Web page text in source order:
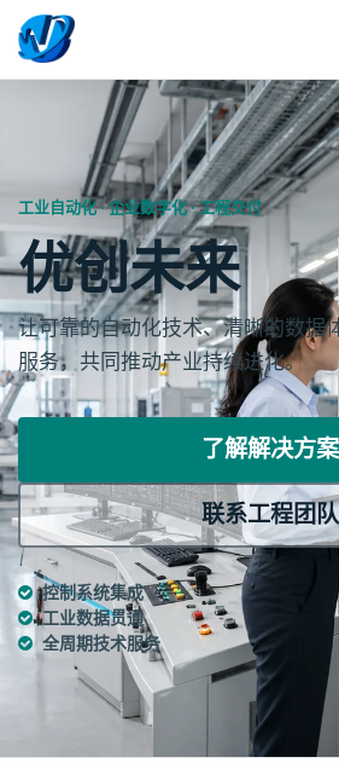
跳至内容
工业自动化 · 企业数字化 · 工程交付
优创未来
让可靠的自动化技术、清晰的数据
服务，共同推动产业持续进化。
了解解决方案
联系工程团队
控制系统集成
工业数据贯通
全周期技术服务